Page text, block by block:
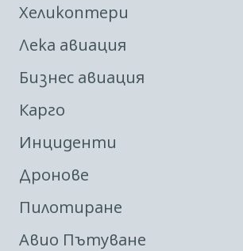
Хеликоптери
Лека авиация
Бизнес авиация
Карго
Инциденти
Дронове
Пилотиране
Авио Пътуване